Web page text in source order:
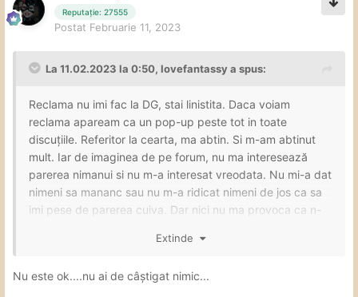
Reputație: 27555
Postat Februarie 11, 2023
La 11.02.2023 la 0:50, lovefantassya spus:
Reclama nu imi fac la DG, stai linistita. Daca voiam
reclama apaream ca un pop-up peste tot in toate
discuțiile. Referitor la cearta, ma abtin. Si m-am abtinut
mult. Iar de imaginea de pe forum, nu ma interesează
parerea nimanui si nu m-a interesat vreodata. Nu mi-a dat
nimeni sa mananc sau nu m-a ridicat nimeni de jos ca sa
imi pese de parerea cuiva. Dar nici nu ma provoca ca n-
Extinde
Nu este ok....nu ai de câștigat nimic...